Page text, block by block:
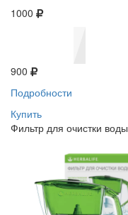
1000
900
Подробности
Купить
Фильтр для очистки воды